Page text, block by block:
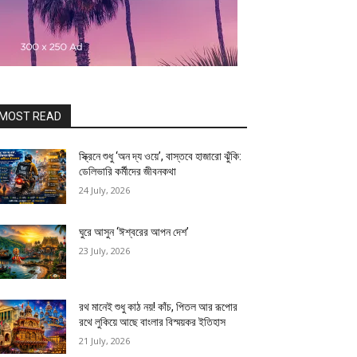
READ
স্ক্রিনে শুধু ‘অন দ্য ওয়ে’, বাস্তবে হাজারো ঝুঁকি:
ডেলিভারি কর্মীদের জীবনকথা
24 July, 2026
ঘুরে আসুন ‘ঈশ্বরের আপন দেশ’
23 July, 2026
রথ মানেই শুধু কাঠ নয়! কাঁচ, পিতল আর রূপোর
রথে লুকিয়ে আছে বাংলার বিস্ময়কর ইতিহাস
21 July, 2026